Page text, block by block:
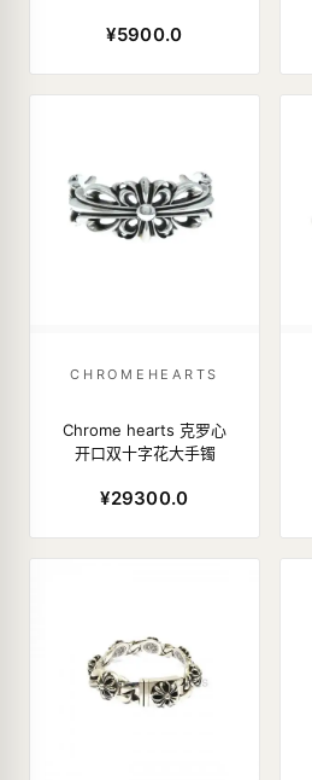
¥5900.0
CHROMEHEARTS
Chrome hearts 克罗心
开口双十字花大手镯
¥29300.0